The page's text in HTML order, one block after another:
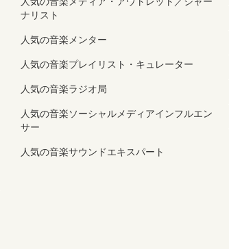
ナリスト
人気の音楽メンター
人気の音楽プレイリスト・キュレーター
人気の音楽ラジオ局
人気の音楽ソーシャルメディアインフルエン
サー
人気の音楽サウンドエキスパート